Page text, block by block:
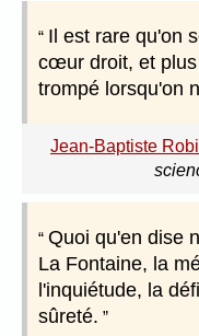
Il est rare qu'on
cœur droit, et plus
trompé lorsqu'on
Jean-Baptiste
Quoi qu'en dise
La Fontaine, la
l'inquiétude, la
sûreté.